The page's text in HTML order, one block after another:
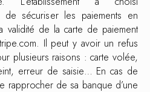
de sécuriser les paiements en
validité de la carte de paiement
Il peut y avoir un refus
plusieurs raisons : carte volée,
erreur de saisie… En cas de
rapprocher de sa banque d’une